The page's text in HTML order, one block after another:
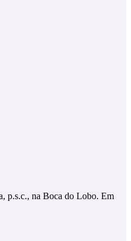
p.s.c., na Boca do Lobo. Em